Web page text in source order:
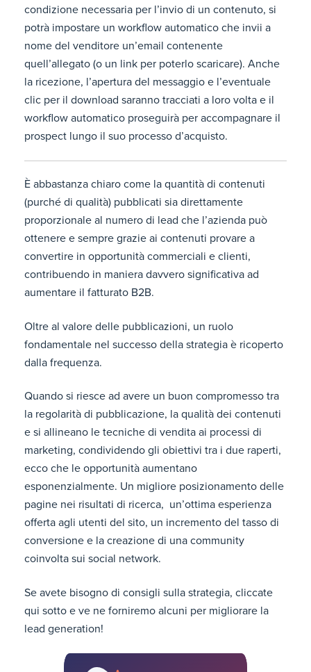
condizione necessaria per l’invio di un contenuto, si
potrà impostare un workflow automatico che invii a
nome del venditore un’email contenente
quell’allegato (o un link per poterlo scaricare). Anche
la ricezione, l’apertura del messaggio e l’eventuale
clic per il download saranno tracciati a loro volta e il
workflow automatico proseguirà per accompagnare il
prospect lungo il suo processo d’acquisto.
È abbastanza chiaro come la quantità di contenuti
(purché di qualità) pubblicati sia direttamente
proporzionale al numero di lead che l’azienda può
ottenere e sempre grazie ai contenuti provare a
convertire in opportunità commerciali e clienti,
contribuendo in maniera davvero significativa ad
aumentare il fatturato B2B.
Oltre al valore delle pubblicazioni, un ruolo
fondamentale nel successo della strategia è ricoperto
dalla frequenza.
Quando si riesce ad avere un buon compromesso tra
la regolarità di pubblicazione, la qualità dei contenuti
e si allineano le tecniche di vendita ai processi di
marketing, condividendo gli obiettivi tra i due raperti,
ecco che le opportunità aumentano
esponenzialmente. Un migliore posizionamento delle
pagine nei risultati di ricerca, un’ottima esperienza
offerta agli utenti del sito, un incremento del tasso di
conversione e la creazione di una community
coinvolta sui social network.
Se avete bisogno di consigli sulla strategia, cliccate
qui sotto e ve ne forniremo alcuni per migliorare la
lead generation!